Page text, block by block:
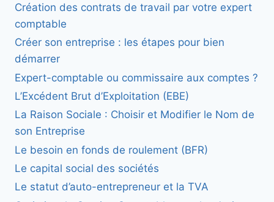
Création des contrats de travail par votre expert
comptable
Créer son entreprise : les étapes pour bien
démarrer
Expert-comptable ou commissaire aux comptes ?
L’Excédent Brut d’Exploitation (EBE)
La Raison Sociale : Choisir et Modifier le Nom de
son Entreprise
Le besoin en fonds de roulement (BFR)
Le capital social des sociétés
Le statut d’auto-entrepreneur et la TVA